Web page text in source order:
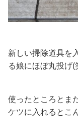
新しい掃除道具を
る娘にほぼ丸投げ(
使ったところとま
ケツに入れるとこ